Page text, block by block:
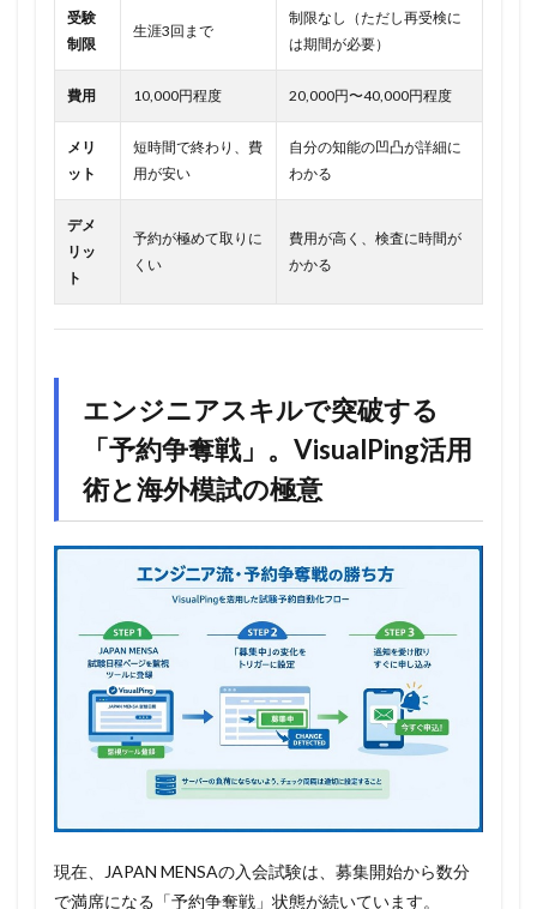
受験
制限
生涯3回まで
制限なし（ただし再受検に
は期間が必要）
費用 10,000円程度 20,000円〜40,000円程度
メリ
ット
短時間で終わり、費
用が安い
自分の知能の凹凸が詳細に
わかる
デメ
リッ
ト
予約が極めて取りに
くい
費用が高く、検査に時間が
かかる
エンジニアスキルで突破する
「予約争奪戦」。VisualPing活用
術と海外模試の極意
現在、JAPAN MENSAの入会試験は、募集開始から数分
で満席になる「予約争奪戦」状態が続いています。